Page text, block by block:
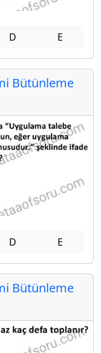
D E
Bütünleme
D E
Bütünleme